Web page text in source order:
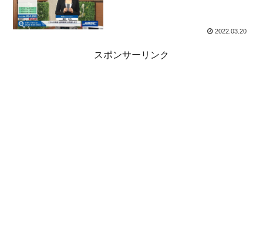
2022.03.20
スポンサーリンク